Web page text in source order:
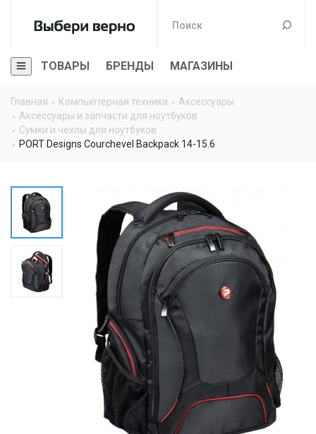
ТОВАРЫ БРЕНДЫ МАГАЗИНЫ
Главная Компьютерная техника
Аксессуары
Аксессуары и запчасти для ноутбуков
Сумки и чехлы для ноутбуков
PORT Designs Courchevel Backpack 14-15.6